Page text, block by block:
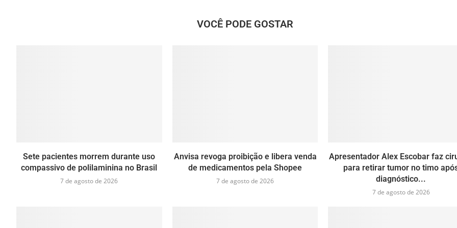
VOCÊ PODE GOSTAR
Sete pacientes morrem durante uso
compassivo de polilaminina no Brasil
7 de agosto de 2026
Anvisa revoga proibição e libera venda
de medicamentos pela Shopee
7 de agosto de 2026
Apresentador Alex Escobar faz
para retirar tumor no timo
diagnóstico...
7 de agosto de 2026